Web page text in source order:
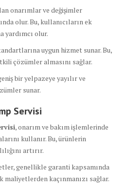
onarımlar ve değişimler
olur. Bu, kullanıcıların ek
yardımcı olur.
uygun hizmet sunar. Bu,
çözümler almasını sağlar.
bir yelpazeye yayılır ve
sunar.
Servisi
, onarım ve bakım işlemlerinde
kullanır. Bu, ürünlerin
artırır.
genellikle garanti kapsamında
maliyetlerden kaçınmanızı sağlar.